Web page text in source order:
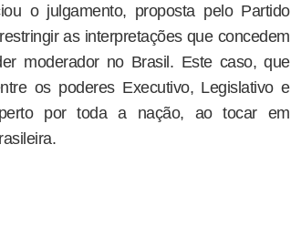
o julgamento, proposta pelo Partido
as interpretações que concedem
moderador no Brasil. Este caso, que
os poderes Executivo, Legislativo e
por toda a nação, ao tocar em